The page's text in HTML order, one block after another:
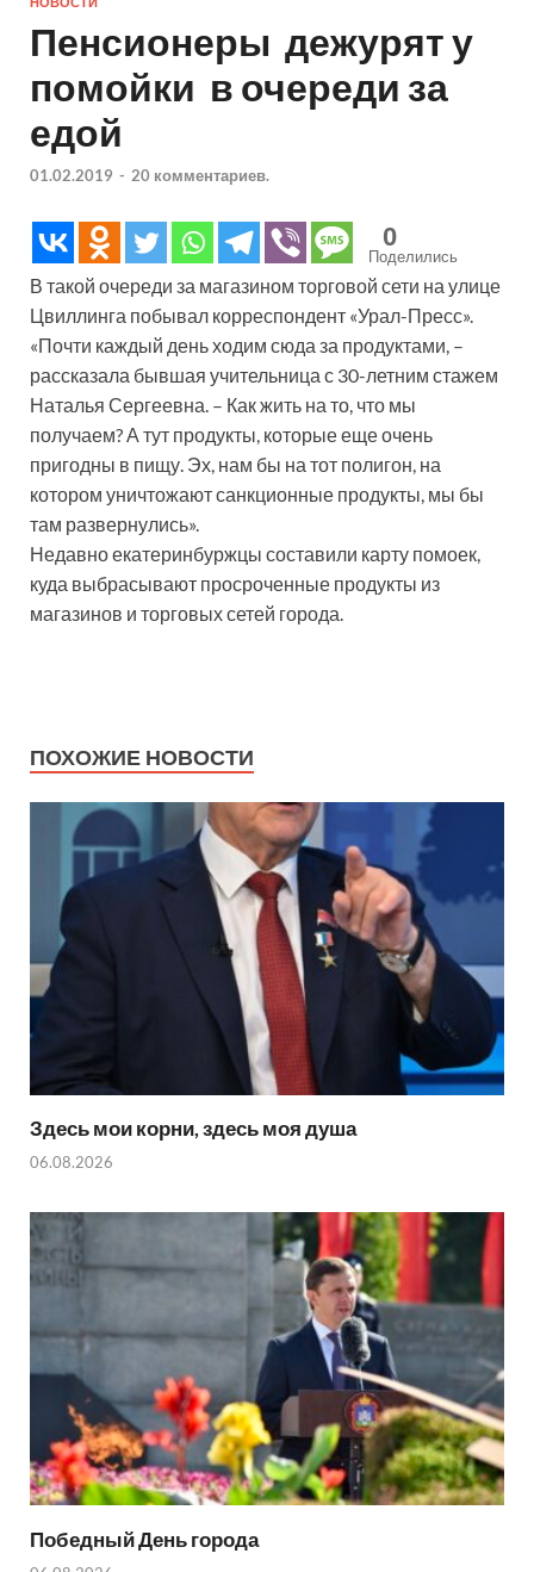
Пенсионеры дежурят у
помойки в очереди за
едой
01.02.2019 - 20 комментариев.
0
Поделились
В такой очереди за магазином торговой сети на улице
Цвиллинга побывал корреспондент «Урал-Пресс».
«Почти каждый день ходим сюда за продуктами, –
рассказала бывшая учительница с 30-летним стажем
Наталья Сергеевна. – Как жить на то, что мы
получаем? А тут продукты, которые еще очень
пригодны в пищу. Эх, нам бы на тот полигон, на
котором уничтожают санкционные продукты, мы бы
там развернулись».
Недавно екатеринбуржцы составили карту помоек,
куда выбрасывают просроченные продукты из
магазинов и торговых сетей города.
ПОХОЖИЕ НОВОСТИ
Здесь мои корни, здесь моя душа
06.08.2026
Победный День города